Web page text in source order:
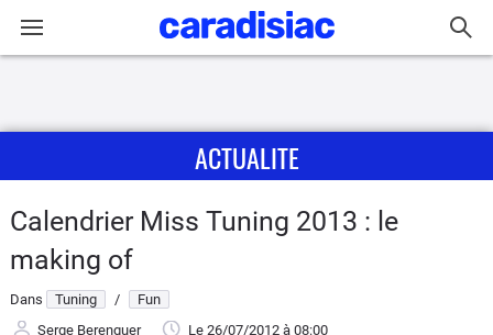
Actu
Essais
Guide
ACTUALITE
Calendrier Miss Tuning 2013 : le
making of
Dans Tuning /
Fun
Serge Berenguer
Le 26/07/2012 à 08:00